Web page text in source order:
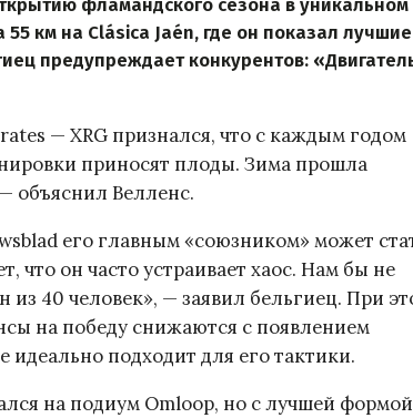
фламандского сезона в уникальном
55 км на Clásica Jaén, где он показал лучшие
предупреждает конкурентов:
— XRG признался, что c каждым годом
приносят плоды. Зима прошла
объяснил Велленс.
его главным «союзником» может
что он часто устраивает хаос. Нам бы не
40 человек», — заявил бельгиец. При
на победу снижаются с появлением
идеально подходит для его тактики.
на подиум Omloop, но с лучшей формой